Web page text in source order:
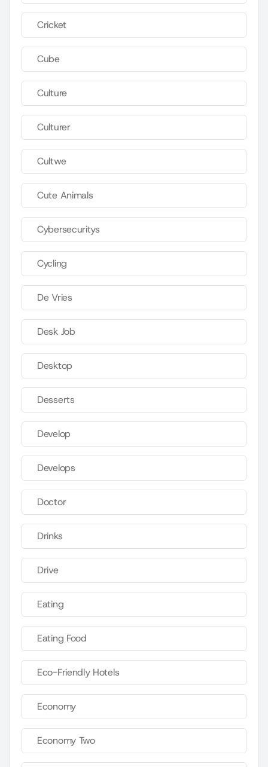
Cricket
Cube
Culture
Culturer
Cultwe
Cute Animals
Cybersecuritys
Cycling
De Vries
Desk Job
Desktop
Desserts
Develop
Develops
Doctor
Drinks
Drive
Eating
Eating Food
Eco-Friendly Hotels
Economy
Economy Two